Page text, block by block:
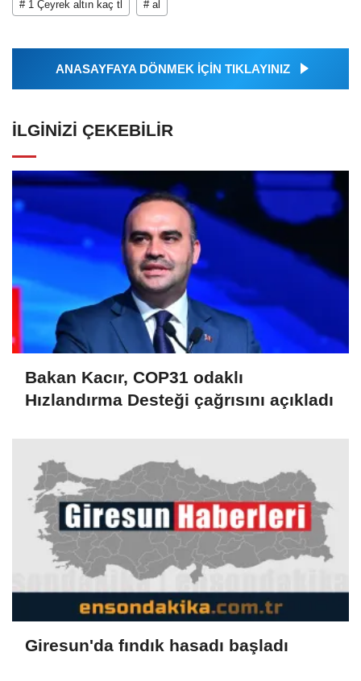
# 1 Çeyrek altın kaç tl # al
ANASAYFAYA DÖNMEK İÇİN TIKLAYINIZ
İLGINIZI ÇEKEBILIR
Bakan Kacır, COP31 odaklı
Hızlandırma Desteği çağrısını açıkladı
Giresun'da fındık hasadı başladı